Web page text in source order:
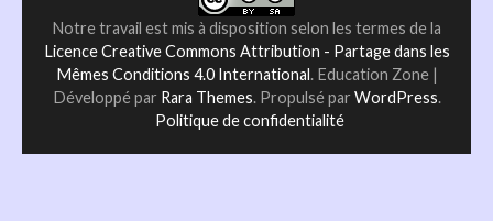
Notre travail est mis à disposition selon les termes de la
Licence Creative Commons Attribution - Partage dans les
Mêmes Conditions 4.0 International. Education Zone |
Développé par Rara Themes. Propulsé par WordPress.
Politique de confidentialité